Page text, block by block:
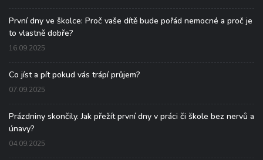
První dny ve školce: Proč vaše dítě bude pořád nemocné a proč je
to vlastně dobře?
16.09.2025
Co jíst a pít pokud vás trápí průjem?
07.09.2025
Prázdniny skončily. Jak přežít první dny v práci či škole bez nervů a
únavy?
04.09.2025